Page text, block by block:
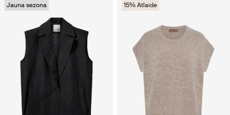
Jauna sezona 15% Atlaide